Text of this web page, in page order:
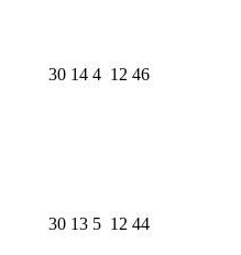
30 14 4 12 46
30 13 5 12 44